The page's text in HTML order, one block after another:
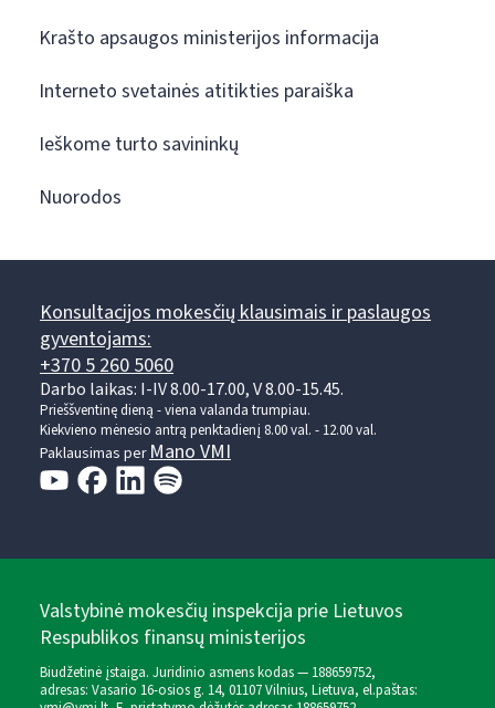
Krašto apsaugos ministerijos informacija
Interneto svetainės atitikties paraiška
Ieškome turto savininkų
Nuorodos
Konsultacijos mokesčių klausimais ir paslaugos
gyventojams:
+370 5 260 5060
Darbo laikas: I-IV 8.00-17.00, V 8.00-15.45.
Prieššventinę dieną - viena valanda trumpiau.
Kiekvieno mėnesio antrą penktadienį 8.00 val. - 12.00 val.
Paklausimas perMano VMI
Valstybinė mokesčių inspekcija prie Lietuvos
Respublikos finansų ministerijos
Biudžetinė įstaiga. Juridinio asmens kodas — 188659752,
adresas: Vasario 16-osios g. 14, 01107 Vilnius, Lietuva, el.paštas: